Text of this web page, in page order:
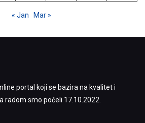
« Jan Mar »
portal koji se bazira na kvalitet i
radom smo počeli 17.10.2022.